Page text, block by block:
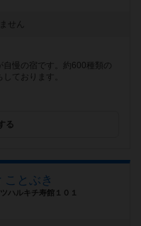
せん
慢の宿です。約600種類の
ております。
る
ことぶき
ハルキチ寿館１０１